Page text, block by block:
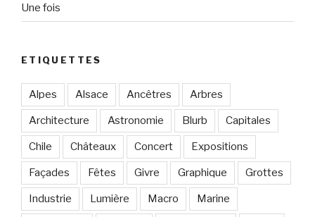
Une fois
ETIQUETTES
Alpes Alsace Ancêtres Arbres
Architecture Astronomie Blurb Capitales
Chile Châteaux Concert Expositions
Façades Fêtes Givre Graphique Grottes
Industrie Lumière Macro Marine